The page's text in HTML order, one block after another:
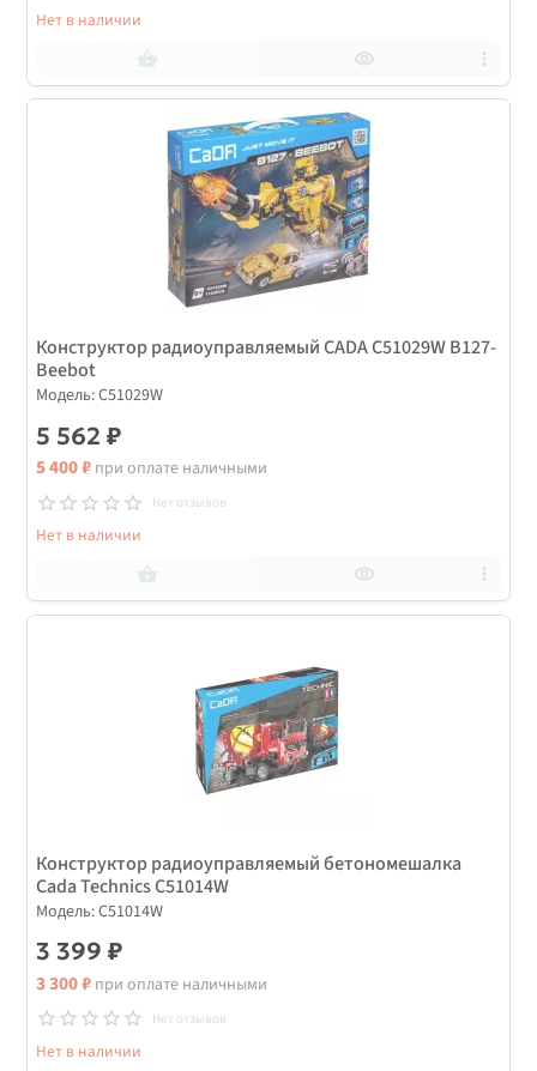
Нет в наличии
Конструктор радиоуправляемый СADA C51029W B127-
Beebot
Модель: C51029W
5 562 ₽
5 400 ₽ при оплате наличными
Нет отзывов
Нет в наличии
Конструктор радиоуправляемый бетономешалка
Cada Technics C51014W
Модель: C51014W
3 399 ₽
3 300 ₽ при оплате наличными
Нет отзывов
Нет в наличии